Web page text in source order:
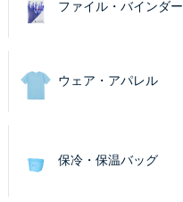
ファイル・バインダー
ウェア・アパレル
保冷・保温バッグ